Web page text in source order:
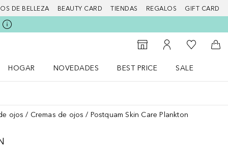
DE BELLEZA BEAUTY CARD TIENDAS REGALOS GIFT CARD
Al Storefinder
Mi cuenta
Mi lista de
A
HOGAR
NOVEDADES
BEST PRICE
SALE
ojos Cremas de ojos Postquam Skin Care Plankton